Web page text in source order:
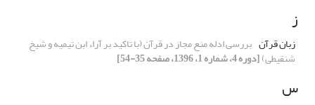
ز
زبان قرآن بررسی ادله منع مجاز در قرآن (با تاکید بر آراء ابن تیمیه و شیخ
شنقیطی)[دوره 4، شماره 1، 1396، صفحه 35-54]
س